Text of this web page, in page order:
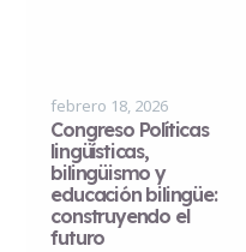
febrero 18, 2026
Congreso Políticas
lingüísticas,
bilingüismo y
educación bilingüe:
construyendo el
futuro